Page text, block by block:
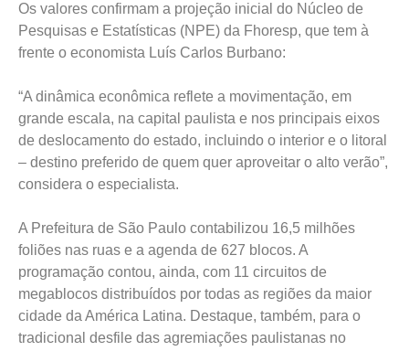
Os valores confirmam a projeção inicial do Núcleo de
Pesquisas e Estatísticas (NPE) da Fhoresp, que tem à
frente o economista Luís Carlos Burbano:
“A dinâmica econômica reflete a movimentação, em
grande escala, na capital paulista e nos principais eixos
de deslocamento do estado, incluindo o interior e o litoral
– destino preferido de quem quer aproveitar o alto verão”,
considera o especialista.
A Prefeitura de São Paulo contabilizou 16,5 milhões
foliões nas ruas e a agenda de 627 blocos. A
programação contou, ainda, com 11 circuitos de
megablocos distribuídos por todas as regiões da maior
cidade da América Latina. Destaque, também, para o
tradicional desfile das agremiações paulistanas no